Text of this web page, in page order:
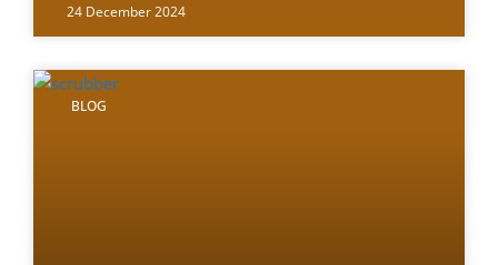
24 December 2024
BLOG